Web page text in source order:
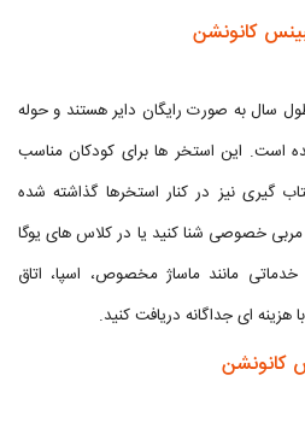
کانونشن
سال به صورت رایگان دایر هستند و حوله
است. این استخر ها برای کودکان مناسب
نیز در کنار استخرها گذاشته شده
خصوصی شنا کنید یا در کلاس های یوگا
مانند ماساژ مخصوص، اسپا، اتاق
هزینه ای جداگانه دریافت کنید.
کانونشن